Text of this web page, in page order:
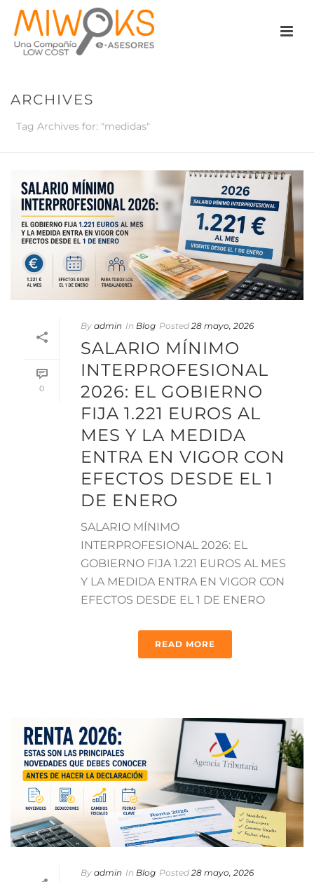
ARCHIVES
Tag Archives for: "medidas"
0
By admin In Blog Posted 28 mayo, 2026
SALARIO MÍNIMO
INTERPROFESIONAL
2026: EL GOBIERNO
FIJA 1.221 EUROS AL
MES Y LA MEDIDA
ENTRA EN VIGOR CON
EFECTOS DESDE EL 1
DE ENERO
SALARIO MÍNIMO
INTERPROFESIONAL 2026: EL
GOBIERNO FIJA 1.221 EUROS AL MES
Y LA MEDIDA ENTRA EN VIGOR CON
EFECTOS DESDE EL 1 DE ENERO
READ MORE
By admin In Blog Posted 28 mayo, 2026